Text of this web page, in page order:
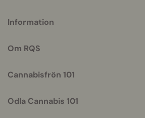
helpful
Information
Om RQS
Cannabisfrön 101
Odla Cannabis 101